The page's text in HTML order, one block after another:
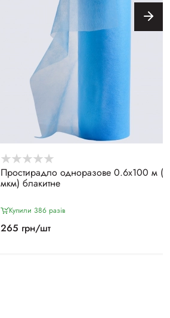
Простирадло одноразове 0.6х100 м
мкм) блакитне
Купили 386 разiв
265 грн/шт